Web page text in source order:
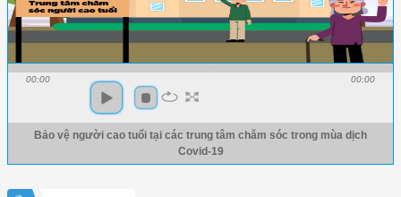
00:00 00:00
Bảo vệ người cao tuổi tại các trung tâm chăm sóc trong mùa dịch
Covid-19